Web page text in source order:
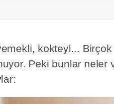
kokteyl... Birçok
Peki bunlar neler